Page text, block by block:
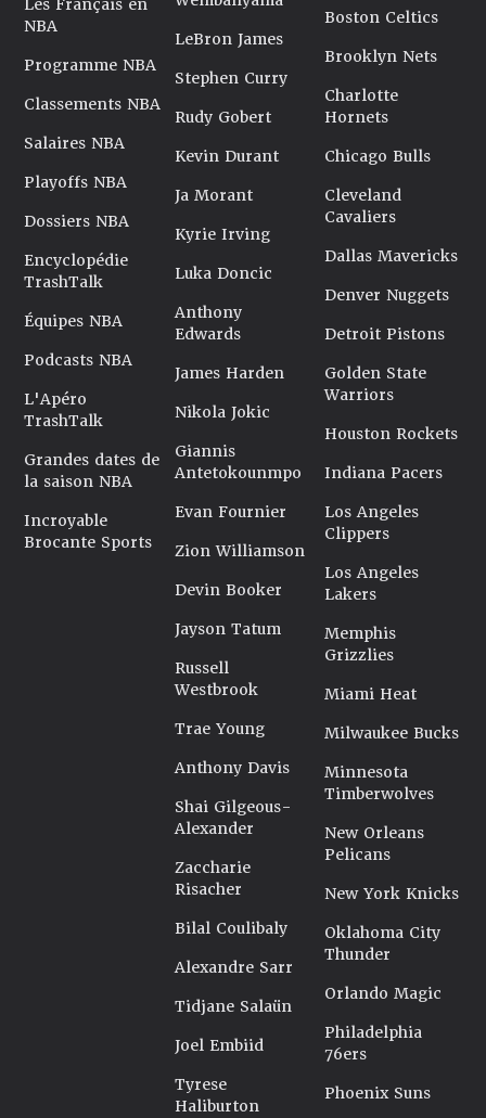
Les Français en
NBA
Programme NBA
Classements NBA
Salaires NBA
Playoffs NBA
Dossiers NBA
Encyclopédie
TrashTalk
Équipes NBA
Podcasts NBA
L'Apéro
TrashTalk
Grandes dates de
la saison NBA
Incroyable
Brocante Sports
LeBron James
Stephen Curry
Rudy Gobert
Kevin Durant
Ja Morant
Kyrie Irving
Luka Doncic
Anthony
Edwards
James Harden
Nikola Jokic
Giannis
Antetokounmpo
Evan Fournier
Zion Williamson
Devin Booker
Jayson Tatum
Russell
Westbrook
Trae Young
Anthony Davis
Shai Gilgeous-
Alexander
Zaccharie
Risacher
Bilal Coulibaly
Alexandre Sarr
Tidjane Salaün
Joel Embiid
Tyrese
Haliburton
Boston Celtics
Brooklyn Nets
Charlotte
Hornets
Chicago Bulls
Cleveland
Cavaliers
Dallas Mavericks
Denver Nuggets
Detroit Pistons
Golden State
Warriors
Houston Rockets
Indiana Pacers
Los Angeles
Clippers
Los Angeles
Lakers
Memphis
Grizzlies
Miami Heat
Milwaukee Bucks
Minnesota
Timberwolves
New Orleans
Pelicans
New York Knicks
Oklahoma City
Thunder
Orlando Magic
Philadelphia
76ers
Phoenix Suns